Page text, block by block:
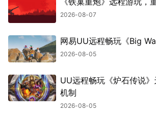
2026-08-07
网易UU远程畅玩《Big
2026-08-05
UU远程畅玩《炉石传说
机制
2026-08-05